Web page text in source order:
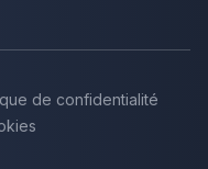
de confidentialité